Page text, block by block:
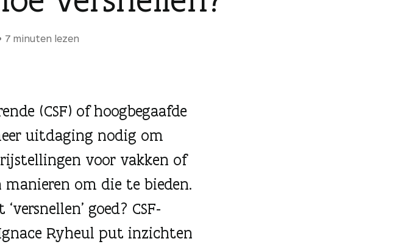
7 minuten lezen
(CSF) of hoogbegaafde
uitdaging nodig om
voor vakken of
manieren om die te bieden.
goed? CSF-
Ryheul put inzichten